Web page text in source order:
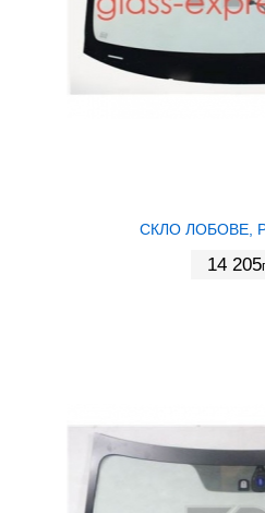
СКЛО ЛОБОВЕ,
14 205